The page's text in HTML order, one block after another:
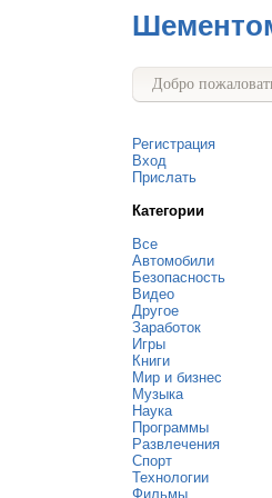
Добро
Регистрация
Вход
Прислать
Категории
Все
Автомобили
Безопасность
Видео
Другое
Заработок
Игры
Книги
Мир и бизнес
Музыка
Наука
Программы
Развлечения
Спорт
Технологии
Фильмы